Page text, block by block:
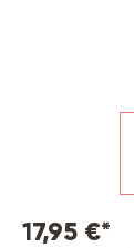
17,95 €*